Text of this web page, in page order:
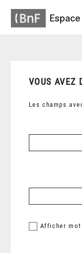
VOUS AVEZ
Les champs
Afficher mot